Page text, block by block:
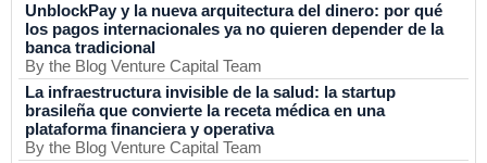
UnblockPay y la nueva arquitectura del dinero: por qué
los pagos internacionales ya no quieren depender de la
banca tradicional
By the Blog Venture Capital Team
La infraestructura invisible de la salud: la startup
brasileña que convierte la receta médica en una
plataforma financiera y operativa
By the Blog Venture Capital Team